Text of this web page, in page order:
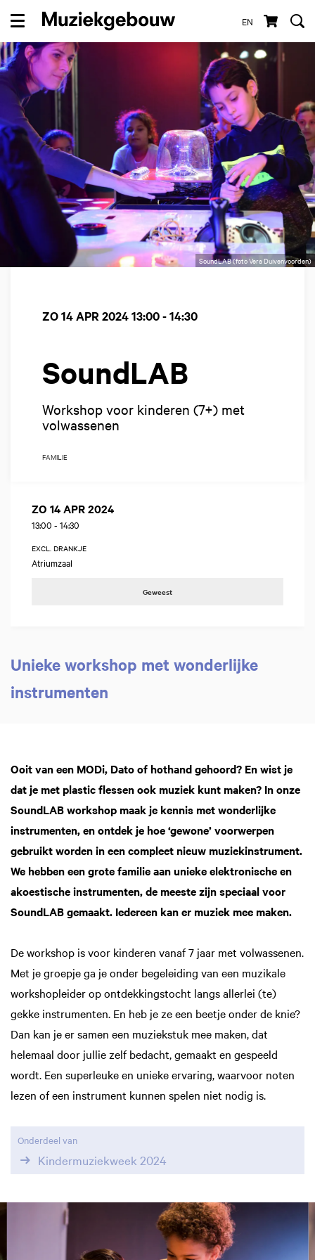
EN
Menu
SoundLAB (foto Vera Duivenvoorden)
SoundLAB
Workshop voor kinderen (7+) met
volwassenen
ZO 14 APR 202413:00 - 14:30
FAMILIE
ZO 14 APR 2024
13:00 - 14:30
EXCL. DRANKJE
Atriumzaal
Geweest
Unieke workshop met wonderlijke
instrumenten
Ooit van een MODi, Dato of hothand gehoord? En wist je
dat je met plastic flessen ook muziek kunt maken? In onze
SoundLAB workshop maak je kennis met wonderlijke
instrumenten, en ontdek je hoe ‘gewone’ voorwerpen
gebruikt worden in een compleet nieuw muziekinstrument.
We hebben een grote familie aan unieke elektronische en
akoestische instrumenten, de meeste zijn speciaal voor
SoundLAB gemaakt. Iedereen kan er muziek mee maken.
De workshop is voor kinderen vanaf 7 jaar met volwassenen.
Met je groepje ga je onder begeleiding van een muzikale
workshopleider op ontdekkingstocht langs allerlei (te)
gekke instrumenten. En heb je ze een beetje onder de knie?
Dan kan je er samen een muziekstuk mee maken, dat
helemaal door jullie zelf bedacht, gemaakt en gespeeld
wordt. Een superleuke en unieke ervaring, waarvoor noten
lezen of een instrument kunnen spelen niet nodig is.
Onderdeel van
Kindermuziekweek 2024